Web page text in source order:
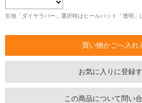
生地「ダイヤラバー」選択時はヒールパット「透明」
お気に入りに登録
この商品について問い